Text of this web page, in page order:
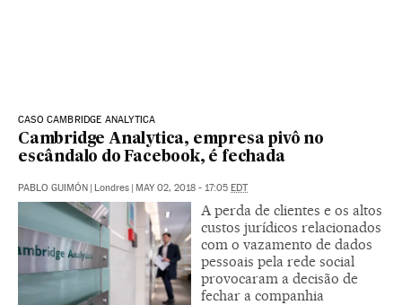
CASO CAMBRIDGE ANALYTICA
Cambridge Analytica, empresa pivô no
escândalo do Facebook, é fechada
PABLO GUIMÓN | Londres | MAY 02, 2018 - 17:05 EDT
A perda de clientes e os altos
custos jurídicos relacionados
com o vazamento de dados
pessoais pela rede social
provocaram a decisão de
fechar a companhia